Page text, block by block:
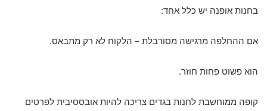
בחנות אופנה יש כלל אחד:
אם ההחלפה מרגישה מסורבלת – הלקוח לא רק מתבאס.
הוא פשוט פחות חוזר.
קופה ממוחשבת לחנות בגדים צריכה להיות אובססיבית לפרטים